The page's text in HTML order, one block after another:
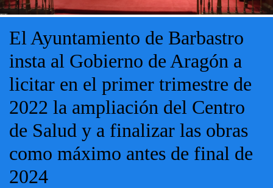
El Ayuntamiento de Barbastro
insta al Gobierno de Aragón a
licitar en el primer trimestre de
2022 la ampliación del Centro
de Salud y a finalizar las obras
como máximo antes de final de
2024